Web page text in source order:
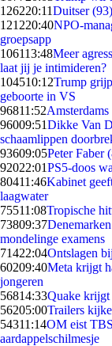
126220:11Duitser
121220:40NPO-
groepsapp
106113:48Meer
laat jij je intimideren?
104510:12Trump
geboorte in VS
96811:52
96009:51Dikke Van
schaamlippen
93609:05Peter Faber
92022:01PS5-doos
80411:46Kabinet
laagwater
75511:08Tropische
73809:37
mondelinge examens
71422:04Ontslagen
60209:40Meta krijgt
jongeren
56814:33Quake krijgt
56205:00Trailers
54311:14OM eist
aardappelschilmesje